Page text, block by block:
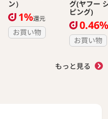
ン）
1%還元
お買い物
グ(ヤフー
ピング)
0.46%
お買い物
もっと見る